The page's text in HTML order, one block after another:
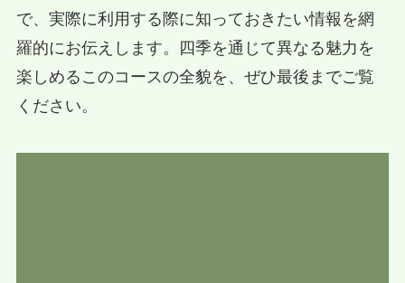
で、実際に利用する際に知っておきたい情報を網
羅的にお伝えします。四季を通じて異なる魅力を
楽しめるこのコースの全貌を、ぜひ最後までご覧
ください。